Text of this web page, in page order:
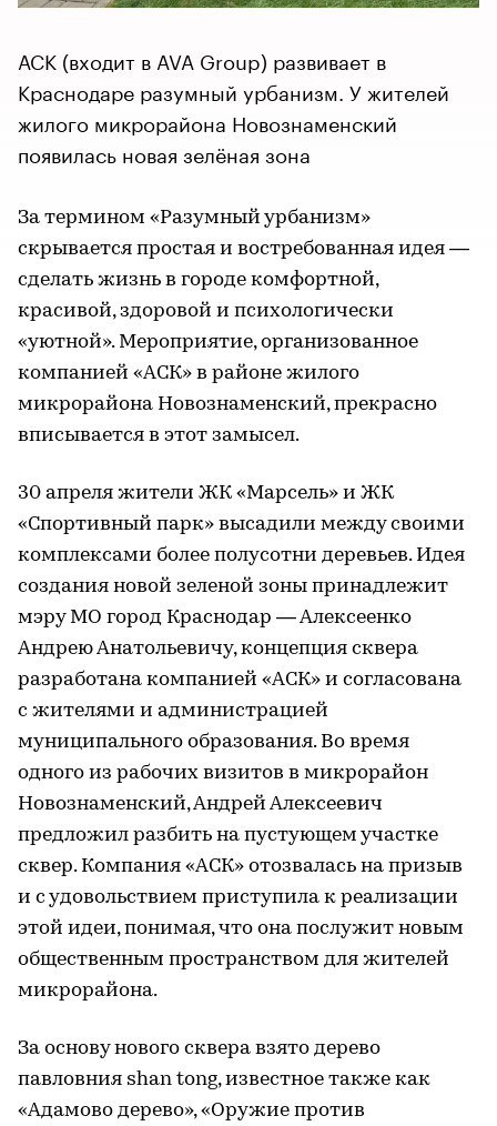
АСК (входит в AVA Group) развивает в
Краснодаре разумный урбанизм. У жителей
жилого микрорайона Новознаменский
появилась новая зелёная зона
За термином «Разумный урбанизм»
скрывается простая и востребованная идея —
сделать жизнь в городе комфортной,
красивой, здоровой и психологически
«уютной». Мероприятие, организованное
компанией «АСК» в районе жилого
микрорайона Новознаменский, прекрасно
вписывается в этот замысел.
30 апреля жители ЖК «Марсель» и ЖК
«Спортивный парк» высадили между своими
комплексами более полусотни деревьев. Идея
создания новой зеленой зоны принадлежит
мэру МО город Краснодар — Алексеенко
Андрею Анатольевичу, концепция сквера
разработана компанией «АСК» и согласована
с жителями и администрацией
муниципального образования. Во время
одного из рабочих визитов в микрорайон
Новознаменский, Андрей Алексеевич
предложил разбить на пустующем участке
сквер. Компания «АСК» отозвалась на призыв
и с удовольствием приступила к реализации
этой идеи, понимая, что она послужит новым
общественным пространством для жителей
микрорайона.
За основу нового сквера взято дерево
павловния shan tong, известное также как
«Адамово дерево», «Оружие против